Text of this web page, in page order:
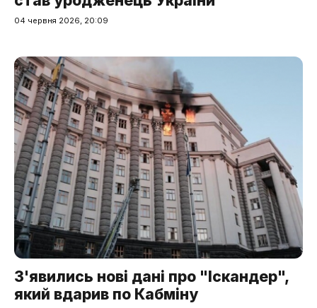
04 червня 2026, 20:09
З'явились нові дані про "Іскандер",
який вдарив по Кабміну